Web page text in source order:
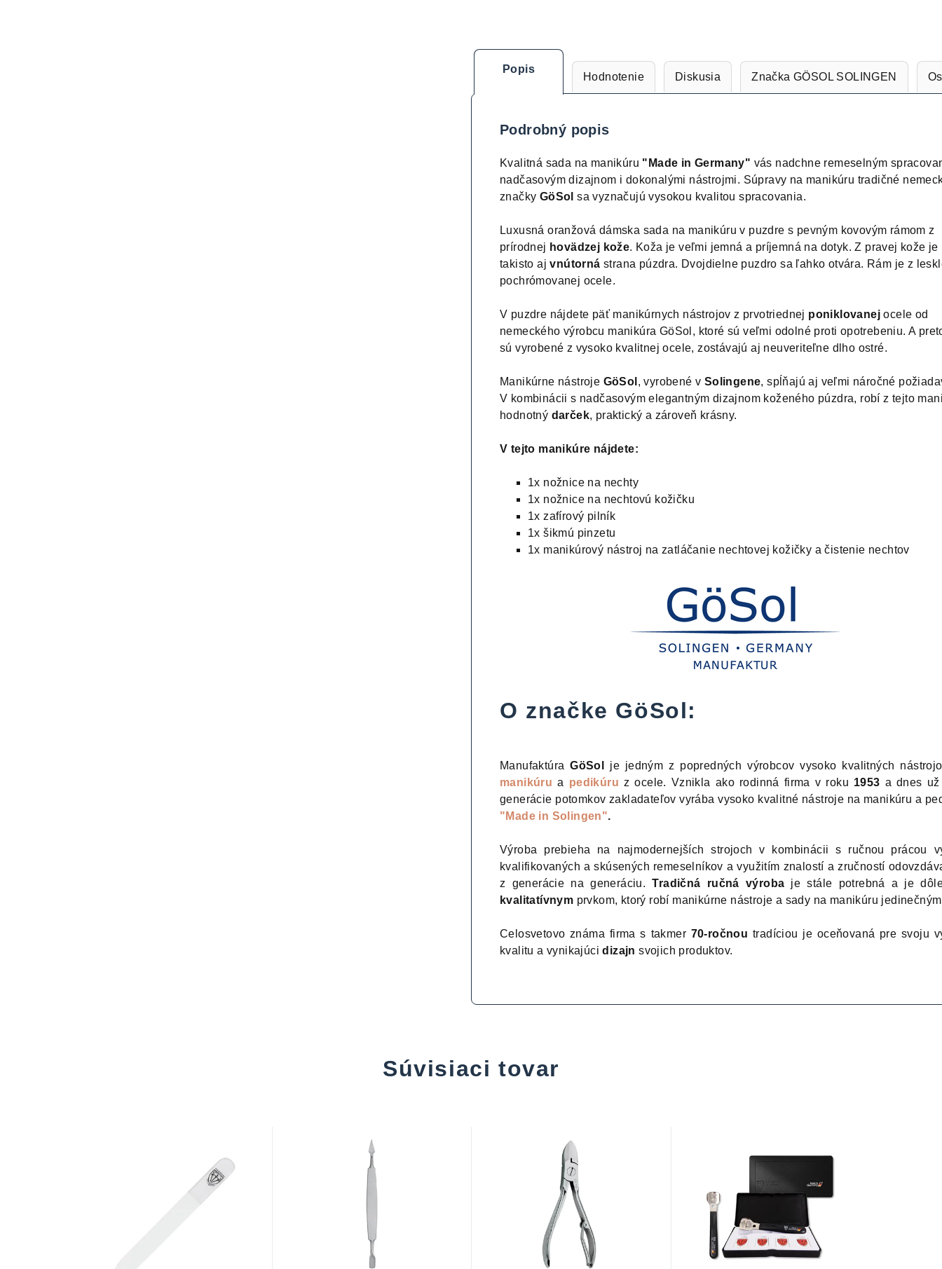
Popis
Hodnotenie Diskusia Značka GÖSOL SOLINGEN
Podrobný popis
Kvalitná sada na manikúru "Made in Germany" vás nadchne remeselným
nadčasovým dizajnom i dokonalými nástrojmi. Súpravy na manikúru tradičné
značky GöSol sa vyznačujú vysokou kvalitou spracovania.
Luxusná oranžová dámska sada na manikúru v puzdre s pevným kovovým rámom z
prírodnej hovädzej kože. Koža je veľmi jemná a príjemná na dotyk. Z pravej kože je
takisto ajvnútorná strana púzdra. Dvojdielne puzdro sa ľahko otvára. Rám je z
pochrómovanej ocele.
V puzdre nájdete päť manikúrnych nástrojov z prvotriednej poniklovanej ocele od
nemeckého výrobcu manikúra GöSol, ktoré sú veľmi odolné proti opotrebeniu. A
sú vyrobené z vysoko kvalitnej ocele, zostávajú aj neuveriteľne dlho ostré.
Manikúrne nástroje GöSol , vyrobené v Solingene, spĺňajú aj veľmi náročné
V kombinácii s nadčasovým elegantným dizajnom koženého púzdra, robí z tejto
hodnotný darček, praktický a zároveň krásny.
V tejto manikúre nájdete:
1x nožnice na nechty
1x nožnice na nechtovú kožičku
1x zafírový pilník
1x šikmú pinzetu
1x manikúrový nástroj na zatláčanie nechtovej kožičky a čistenie nechtov
O značke GöSol:
ManufaktúraGöSol
je jedným z popredných výrobcov vysoko kvalitných
manikúrua pedikúru z ocele. Vznikla ako rodinná firma v roku 1953 a dnes už
generácie potomkov zakladateľov vyrába vysoko kvalitné nástroje na manikúru a
"Made in Solingen".
Výroba prebieha na najmodernejších strojoch v kombinácii s ručnou prácou
kvalifikovaných a skúsených remeselníkov a využitím znalostí a zručností
z generácie na generáciu.Tradičná ručná výroba je stále potrebná a je
kvalitatívnym prvkom, ktorý robí manikúrne nástroje a sady na manikúru
Celosvetovo známa firma s takmer 70-ročnou tradíciou je oceňovaná pre svoju
kvalitu a vynikajúcidizajn svojich produktov.
Súvisiaci tovar